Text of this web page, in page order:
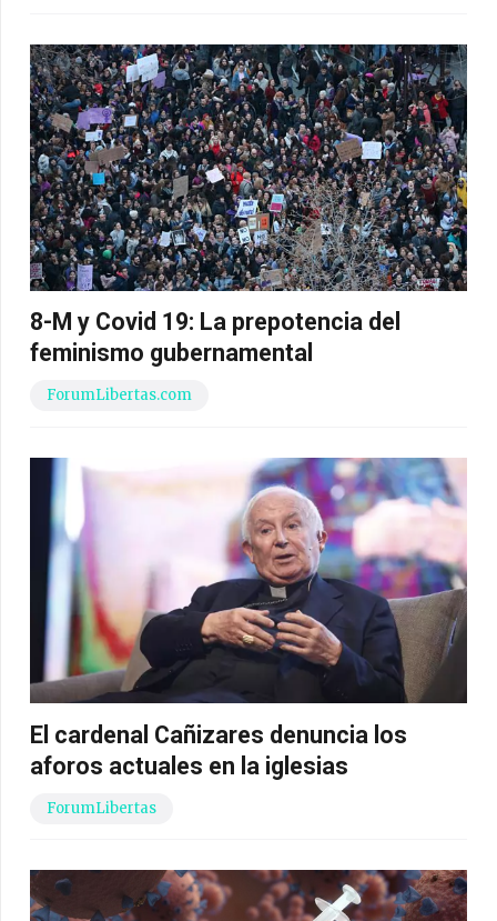
8-M y Covid 19: La prepotencia del
feminismo gubernamental
ForumLibertas.com
El cardenal Cañizares denuncia los
aforos actuales en la iglesias
ForumLibertas